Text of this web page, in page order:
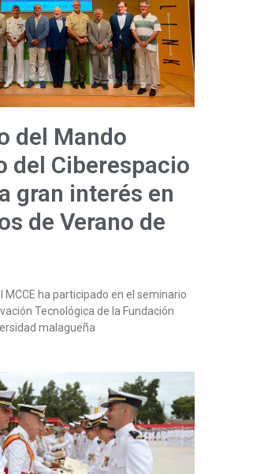
del Mando
del Ciberespacio
gran interés en
de Verano de
MCCE ha participado en el seminario
Tecnológica de la Fundación
malagueña